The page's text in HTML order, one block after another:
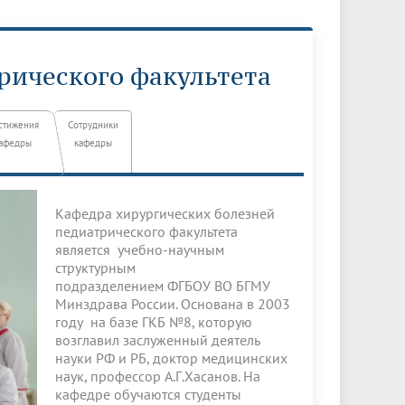
Сведения об образовательной
Карта сайта
Трансформация университета
Внутренняя оценка качества
образования
Всероссийская студенческая
олимпиада по хирургии с
международным участием
Электронная учебная библиотека
Аккредитация специалиста
Наставничество в сфере
здравоохранения
Докторантура
Научные издания
Публикационная активность
НИИ кардиологии
Юбиляры
Празднование 75-летия Победы в
Великой Отечественной войне
«МЕДМОЛ»
факультета
Сотрудники
кафедры
Кафедра хирургических болезней
педиатрического факультета
является учебно-научным
структурным
подразделением ФГБОУ ВО БГМУ
Минздрава России. Основана в 2003
году на базе ГКБ №8, которую
возглавил заслуженный деятель
науки РФ и РБ, доктор медицинских
наук, профессор А.Г.Хасанов. На
кафедре обучаются студенты